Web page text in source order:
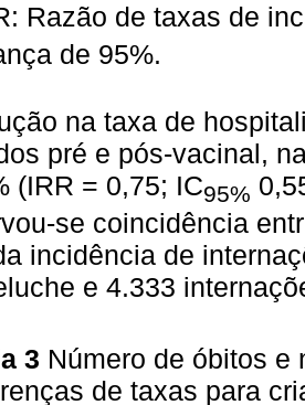
Razão de taxas de
de 95%.
na taxa de
pré e pós-vacinal,
(IRR = 0,75; IC95%
se coincidência
incidência de
e 4.333
3 Número de óbitos e
de taxas para